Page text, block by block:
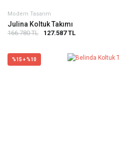
Modern Tasarım
Julina Koltuk Takımı
166.780 TL 127.587 TL
%15 + %10